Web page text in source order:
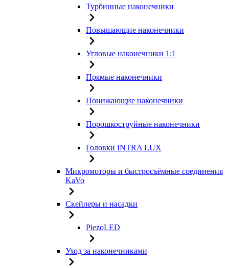
Турбинные наконечники
Повышающие наконечники
Угловые наконечники 1:1
Прямые наконечники
Понижающие наконечники
Порошкоструйные наконечники
Головки INTRA LUX
Микромоторы и быстросъёмные соединения
KaVo
Скейлеры и насадки
PiezoLED
Уход за наконечниками